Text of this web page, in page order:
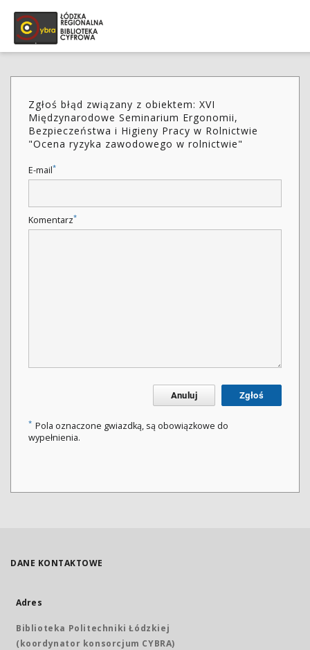
Zgłoś błąd związany z obiektem: XVI
Międzynarodowe Seminarium Ergonomii,
Bezpieczeństwa i Higieny Pracy w Rolnictwie
"Ocena ryzyka zawodowego w rolnictwie"
E-mail*
Komentarz*
Anuluj Zgłoś
* Pola oznaczone gwiazdką, są obowiązkowe do
wypełnienia.
DANE KONTAKTOWE
Adres
Biblioteka Politechniki Łódzkiej
(koordynator konsorcjum CYBRA)